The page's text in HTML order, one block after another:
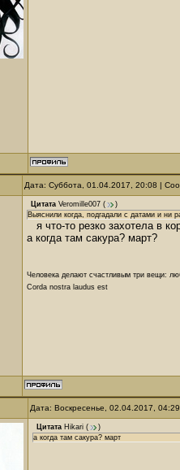
Дата: Суббота, 01.04.2017, 20:08 |
Цитата Veromille007 (
)
Выяснили когда, подгадали с датами и ни
я что-то резко захотела в
а когда там сакура? март?
Человека делают счастливым три вещи:
Corda nostra laudus est
Дата: Воскресенье, 02.04.2017,
Цитата Hikari (
)
а когда там сакура? март